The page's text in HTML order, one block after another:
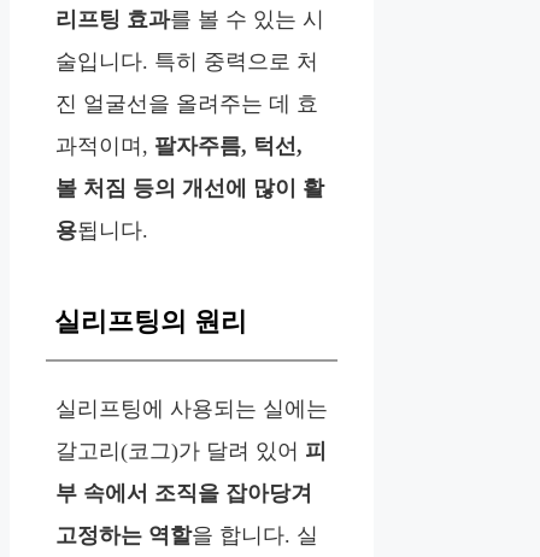
리프팅 효과를 볼 수 있는 시
술입니다. 특히 중력으로 처
진 얼굴선을 올려주는 데 효
과적이며, 팔자주름, 턱선,
볼 처짐 등의 개선에 많이 활
용됩니다.
실리프팅의 원리
실리프팅에 사용되는 실에는
갈고리(코그)가 달려 있어 피
부 속에서 조직을 잡아당겨
고정하는 역할을 합니다. 실